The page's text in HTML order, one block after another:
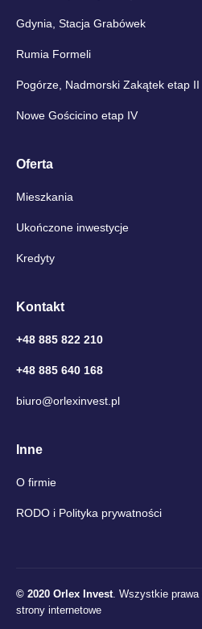
Gdynia, Stacja Grabówek
Rumia Formeli
Pogórze, Nadmorski Zakątek etap II
Nowe Gościcino etap IV
Oferta
Mieszkania
Ukończone inwestycje
Kredyty
Kontakt
+48 885 822 210
+48 885 640 168
biuro@orlexinvest.pl
Inne
O firmie
RODO i Polityka prywatności
© 2020 Orlex Invest . Wszystkie
strony internetowe